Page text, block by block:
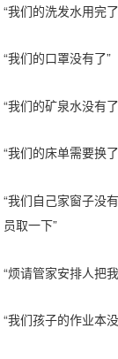
“我们的洗发水用完
“我们的口罩没有了”
“我们的矿泉水没有
“我们的床单需要换
“我们自己家窗子没
员取一下”
“烦请管家安排人把
“我们孩子的作业本